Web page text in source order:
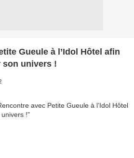
Gueule à l’Idol Hôtel afin
son univers !